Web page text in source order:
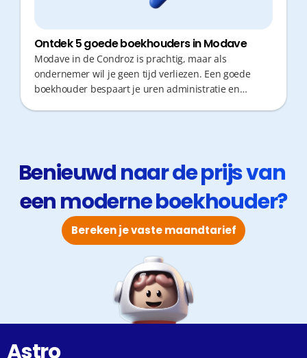
Ontdek 5 goede boekhouders in Modave
Modave in de Condroz is prachtig, maar als
ondernemer wil je geen tijd verliezen. Een goede
boekhouder bespaart je uren administratie en
Benieuwd naar de prijs van
een moderne boekhouder?
Bereken je vaste maandtarief
Astro